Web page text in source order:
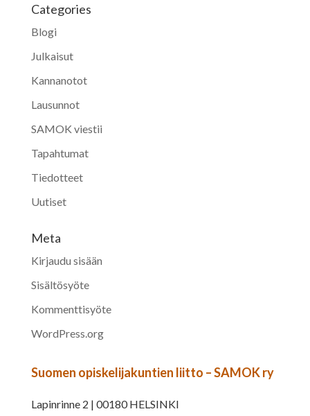
Categories
Blogi
Julkaisut
Kannanotot
Lausunnot
SAMOK viestii
Tapahtumat
Tiedotteet
Uutiset
Meta
Kirjaudu sisään
Sisältösyöte
Kommenttisyöte
WordPress.org
Suomen opiskelijakuntien liitto – SAMOK ry
Lapinrinne 2 | 00180 HELSINKI